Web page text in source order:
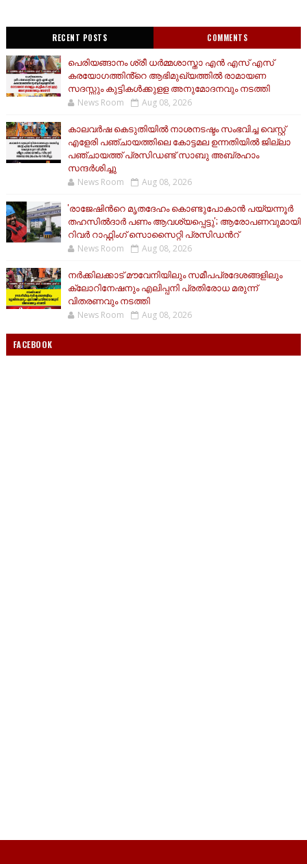
RECENT POSTS COMMENTS
പെരിയങ്ങാനം ശ്രീ ധർമ്മശാസ്താ എൻ എസ് എസ്
കരയോഗത്തിൻ്റെ ആഭിമുഖ്യത്തിൽ രാമായണ
സദസ്സും കുട്ടികൾക്കുളള അനുമോദനവും നടത്തി
News Room Aug 08, 2026
കാലവർഷ കെടുതിയിൽ നാശനടഷ്ടം സംഭവിച്ച വെസ്റ്റ്
എളേരി പഞ്ചായത്തിലെ കോട്ടമല ഉന്നതിയിൽ ജില്ലാ
പഞ്ചായത്ത് പ്രസിഡണ്ട് സാബു അബ്രഹാം
സന്ദര്‍ശിച്ചു
News Room Aug 08, 2026
'രാജേഷിന്‍റെ മൃതദേഹം കൊണ്ടുപോകാൻ പയ്യന്നൂർ
തഹസിൽദാർ പണം ആവശ്യപ്പെട്ടു'; ആരോപണവുമായി
റിവർ റാഫ്റ്റിംഗ് സൊസൈറ്റി പ്രസിഡന്‍റ്
News Room Aug 08, 2026
നർക്കിലക്കാട് മൗവേനിയിലും സമീപപ്രദേശങ്ങളിലും
ക്ലോറിനേഷനും എലിപ്പനി പ്രതിരോധ മരുന്ന്
വിതരണവും നടത്തി
News Room Aug 08, 2026
FACEBOOK